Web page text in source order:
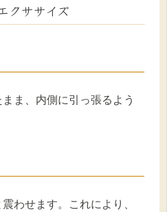
クササイズ
ま、内側に引っ張るよう
わせます。これにより、